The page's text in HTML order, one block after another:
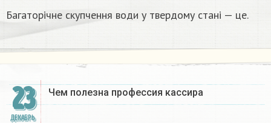
Багаторічне скупчення води у твердому стані — це.​
23
ДЕКАБРЬ
Чем полезна профессия кассира